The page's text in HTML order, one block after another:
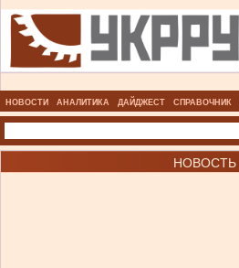
НОВОСТИ АНАЛИТИКА ДАЙДЖЕСТ СПРАВОЧНИК
НОВОСТЬ